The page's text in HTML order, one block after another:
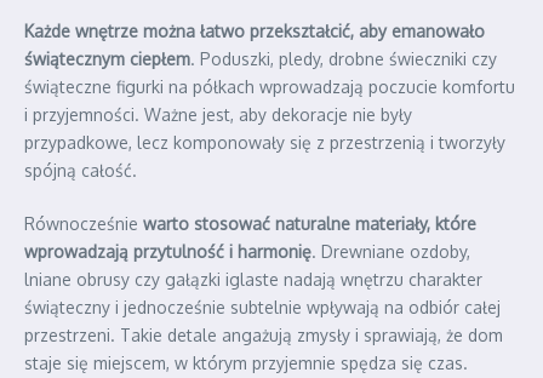
Każde wnętrze można łatwo przekształcić, aby emanowało
świątecznym ciepłem. Poduszki, pledy, drobne świeczniki czy
świąteczne figurki na półkach wprowadzają poczucie komfortu
i przyjemności. Ważne jest, aby dekoracje nie były
przypadkowe, lecz komponowały się z przestrzenią i tworzyły
spójną całość.
Równocześnie warto stosować naturalne materiały, które
wprowadzają przytulność i harmonię. Drewniane ozdoby,
lniane obrusy czy gałązki iglaste nadają wnętrzu charakter
świąteczny i jednocześnie subtelnie wpływają na odbiór całej
przestrzeni. Takie detale angażują zmysły i sprawiają, że dom
staje się miejscem, w którym przyjemnie spędza się czas.